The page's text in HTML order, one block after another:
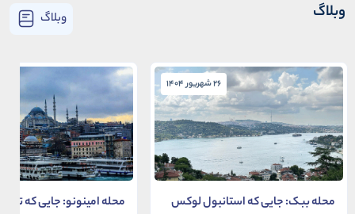
وبلاگ وبلاگ
26 شهریور 1404
محله ببک: جایی که استانبول لوکس
محله امینونو: جایی که